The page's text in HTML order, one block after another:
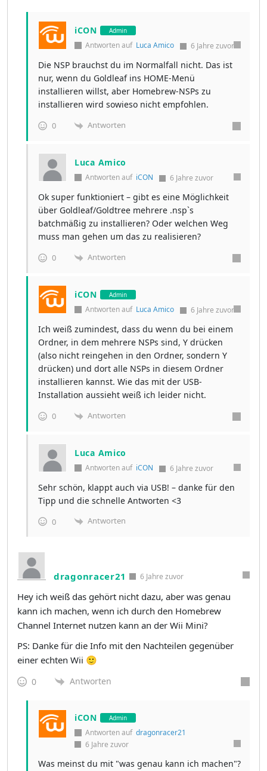
iCON Admin
Antworten auf Luca Amico 6 Jahre zuvor
Die NSP brauchst du im Normalfall nicht. Das ist
nur, wenn du Goldleaf ins HOME-Menü
installieren willst, aber Homebrew-NSPs zu
installieren wird sowieso nicht empfohlen.
0 Antworten
Luca Amico
Antworten auf iCON 6 Jahre zuvor
Ok super funktioniert – gibt es eine Möglichkeit
über Goldleaf/Goldtree mehrere .nsp`s
batchmäßig zu installieren? Oder welchen Weg
muss man gehen um das zu realisieren?
0 Antworten
iCON Admin
Antworten auf Luca Amico 6 Jahre zuvor
Ich weiß zumindest, dass du wenn du bei einem
Ordner, in dem mehrere NSPs sind, Y drücken
(also nicht reingehen in den Ordner, sondern Y
drücken) und dort alle NSPs in diesem Ordner
installieren kannst. Wie das mit der USB-
Installation aussieht weiß ich leider nicht.
0 Antworten
Luca Amico
Antworten auf iCON 6 Jahre zuvor
Sehr schön, klappt auch via USB! – danke für den
Tipp und die schnelle Antworten <3
0 Antworten
dragonracer21 6 Jahre zuvor
Hey ich weiß das gehört nicht dazu, aber was genau
kann ich machen, wenn ich durch den Homebrew
Channel Internet nutzen kann an der Wii Mini?
PS: Danke für die Info mit den Nachteilen gegenüber
einer echten Wii 🙂
0 Antworten
iCON Admin
Antworten auf dragonracer21
6 Jahre zuvor
Was meinst du mit "was genau kann ich machen"?